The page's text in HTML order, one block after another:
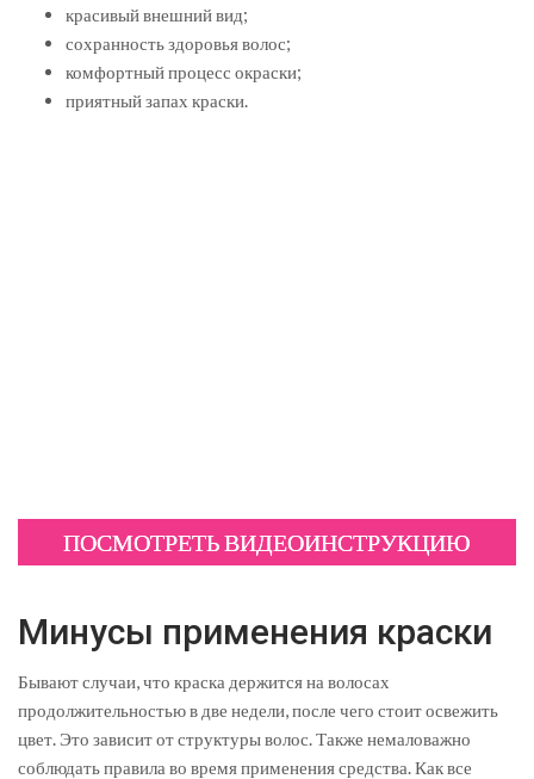
красивый внешний вид;
сохранность здоровья волос;
комфортный процесс окраски;
приятный запах краски.
ПОСМОТРЕТЬ ВИДЕОИНСТРУКЦИЮ
Минусы применения краски
Бывают случаи, что краска держится на волосах
продолжительностью в две недели, после чего стоит освежить
цвет. Это зависит от структуры волос. Также немаловажно
соблюдать правила во время применения средства. Как все